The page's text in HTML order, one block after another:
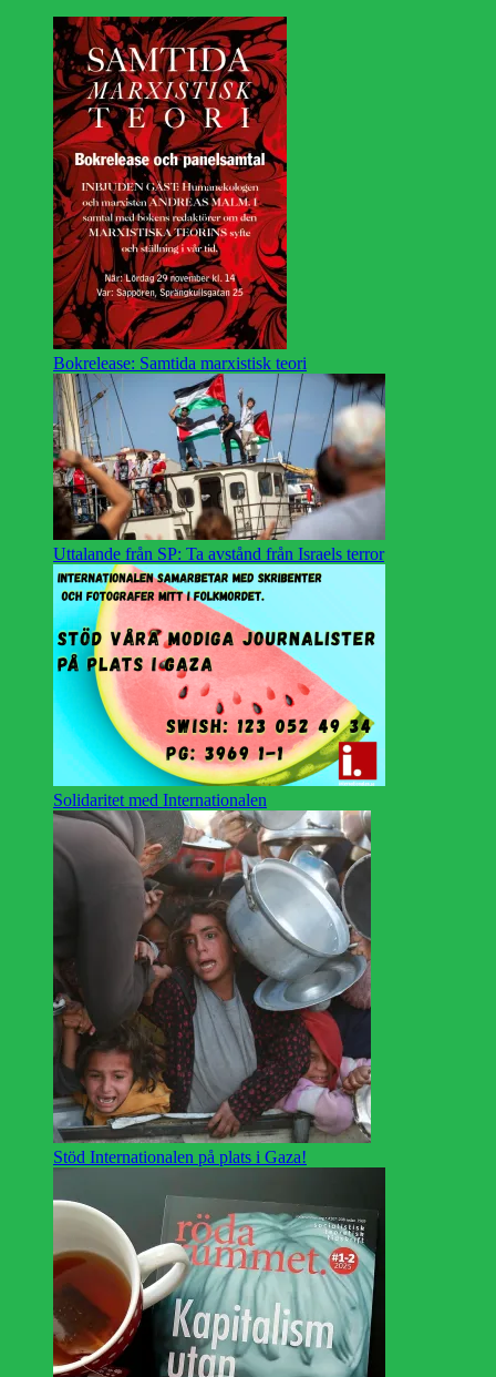
Bokrelease: Samtida marxistisk teori
Uttalande från SP: Ta avstånd från Israels terror
Solidaritet med Internationalen
Stöd Internationalen på plats i Gaza!